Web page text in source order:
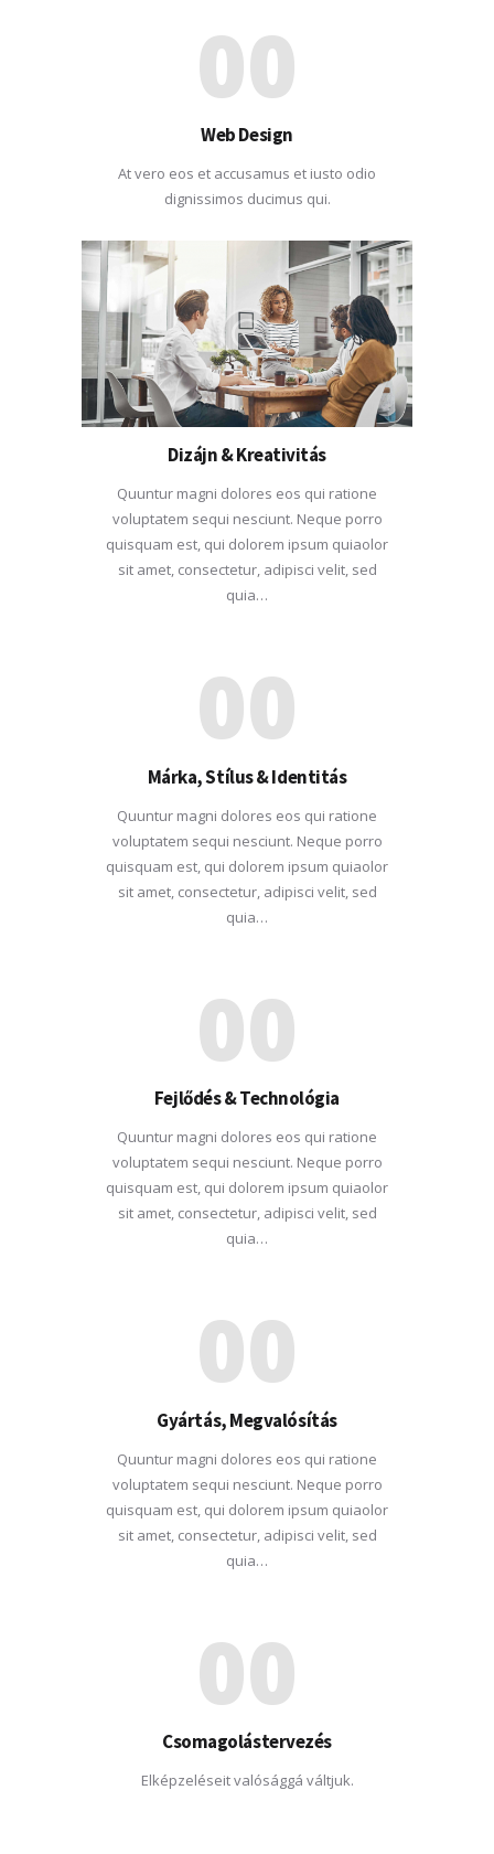
00
Web Design
At vero eos et accusamus et iusto odio
dignissimos ducimus qui.
Dizájn & Kreativitás
Quuntur magni dolores eos qui ratione
voluptatem sequi nesciunt. Neque porro
quisquam est, qui dolorem ipsum quiaolor
sit amet, consectetur, adipisci velit, sed
quia…
00
Márka, Stílus & Identitás
Quuntur magni dolores eos qui ratione
voluptatem sequi nesciunt. Neque porro
quisquam est, qui dolorem ipsum quiaolor
sit amet, consectetur, adipisci velit, sed
quia…
00
Fejlődés & Technológia
Quuntur magni dolores eos qui ratione
voluptatem sequi nesciunt. Neque porro
quisquam est, qui dolorem ipsum quiaolor
sit amet, consectetur, adipisci velit, sed
quia…
00
Gyártás, Megvalósítás
Quuntur magni dolores eos qui ratione
voluptatem sequi nesciunt. Neque porro
quisquam est, qui dolorem ipsum quiaolor
sit amet, consectetur, adipisci velit, sed
quia…
00
Csomagolástervezés
Elképzeléseit valósággá váltjuk.